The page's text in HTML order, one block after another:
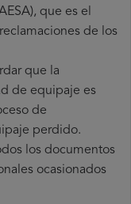
que es el
de los
que la
de equipaje es
de
perdido.
los documentos
ocasionados